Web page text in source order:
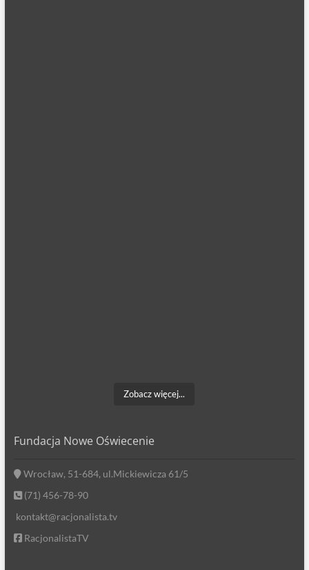
Zobacz więcej...
Fundacja Nowe Oświecenie
Wrocław, 51-684, ul.Mickiewicza 61/5
(71) 456-78-90
kontakt@racjonalista.tv
RacjonalistaTV